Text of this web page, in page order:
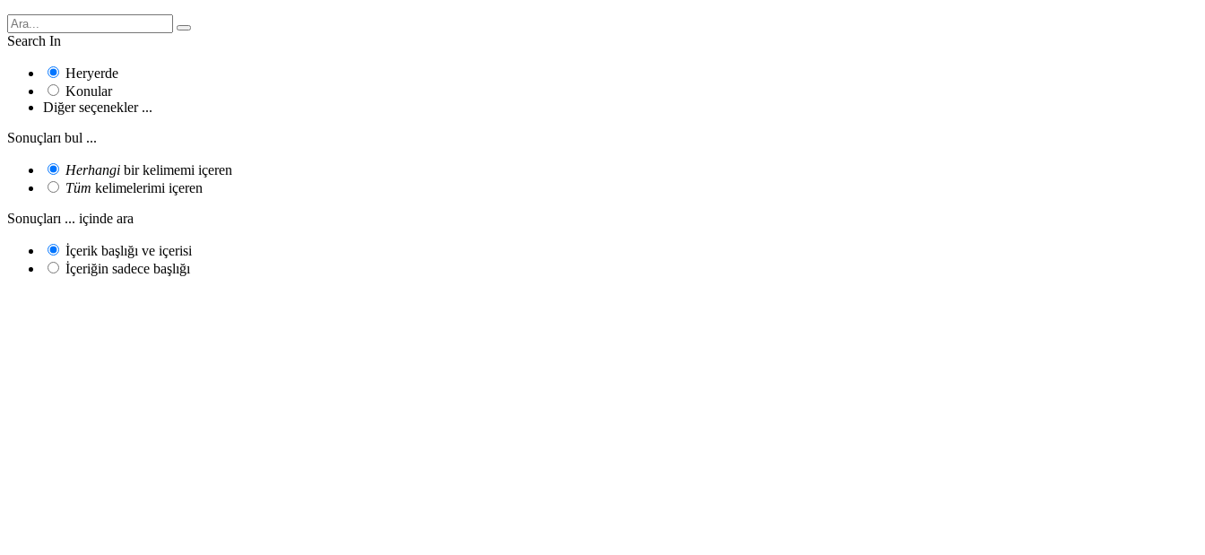
Search In
Heryerde
Konular
Diğer seçenekler ...
Sonuçları bul ...
Herhangi bir kelimemi içeren
Tüm kelimelerimi içeren
Sonuçları ... içinde ara
İçerik başlığı ve içerisi
İçeriğin sadece başlığı